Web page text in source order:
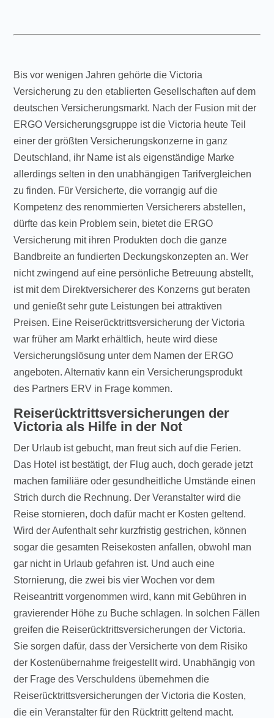
Bis vor wenigen Jahren gehörte die Victoria
Versicherung zu den etablierten Gesellschaften auf dem
deutschen Versicherungsmarkt. Nach der Fusion mit der
ERGO Versicherungsgruppe ist die Victoria heute Teil
einer der größten Versicherungskonzerne in ganz
Deutschland, ihr Name ist als eigenständige Marke
allerdings selten in den unabhängigen Tarifvergleichen
zu finden. Für Versicherte, die vorrangig auf die
Kompetenz des renommierten Versicherers abstellen,
dürfte das kein Problem sein, bietet die ERGO
Versicherung mit ihren Produkten doch die ganze
Bandbreite an fundierten Deckungskonzepten an. Wer
nicht zwingend auf eine persönliche Betreuung abstellt,
ist mit dem Direktversicherer des Konzerns gut beraten
und genießt sehr gute Leistungen bei attraktiven
Preisen. Eine Reiserücktrittsversicherung der Victoria
war früher am Markt erhältlich, heute wird diese
Versicherungslösung unter dem Namen der ERGO
angeboten. Alternativ kann ein Versicherungsprodukt
des Partners ERV in Frage kommen.
Reiserücktrittsversicherungen der
Victoria als Hilfe in der Not
Der Urlaub ist gebucht, man freut sich auf die Ferien.
Das Hotel ist bestätigt, der Flug auch, doch gerade jetzt
machen familiäre oder gesundheitliche Umstände einen
Strich durch die Rechnung. Der Veranstalter wird die
Reise stornieren, doch dafür macht er Kosten geltend.
Wird der Aufenthalt sehr kurzfristig gestrichen, können
sogar die gesamten Reisekosten anfallen, obwohl man
gar nicht in Urlaub gefahren ist. Und auch eine
Stornierung, die zwei bis vier Wochen vor dem
Reiseantritt vorgenommen wird, kann mit Gebühren in
gravierender Höhe zu Buche schlagen. In solchen Fällen
greifen die Reiserücktrittsversicherungen der Victoria.
Sie sorgen dafür, dass der Versicherte von dem Risiko
der Kostenübernahme freigestellt wird. Unabhängig von
der Frage des Verschuldens übernehmen die
Reiserücktrittsversicherungen der Victoria die Kosten,
die ein Veranstalter für den Rücktritt geltend macht.